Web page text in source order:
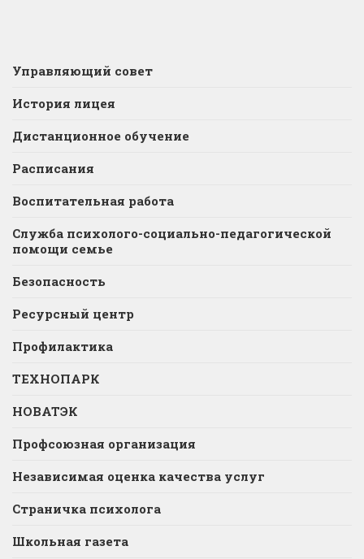
Управляющий совет
История лицея
Дистанционное обучение
Расписания
Воспитательная работа
Служба психолого-социально-педагогической
помощи семье
Безопасность
Ресурсный центр
Профилактика
ТЕХНОПАРК
НОВАТЭК
Профсоюзная организация
Независимая оценка качества услуг
Страничка психолога
Школьная газета